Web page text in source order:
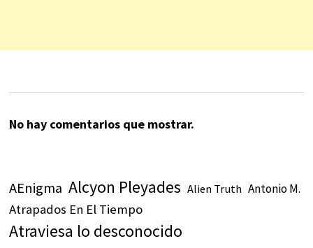
No hay comentarios que mostrar.
AEnigma Alcyon Pleyades Alien Truth Antonio M.
Atrapados En El Tiempo
Atraviesa lo desconocido